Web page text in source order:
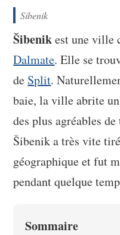
Sibenik
Šibenikest une ville
Dalmate. Elle se
de Split.
baie, la ville abrite
des plus agréables
Šibenik a très vite
géographique et fut
pendant quelque
Sommaire